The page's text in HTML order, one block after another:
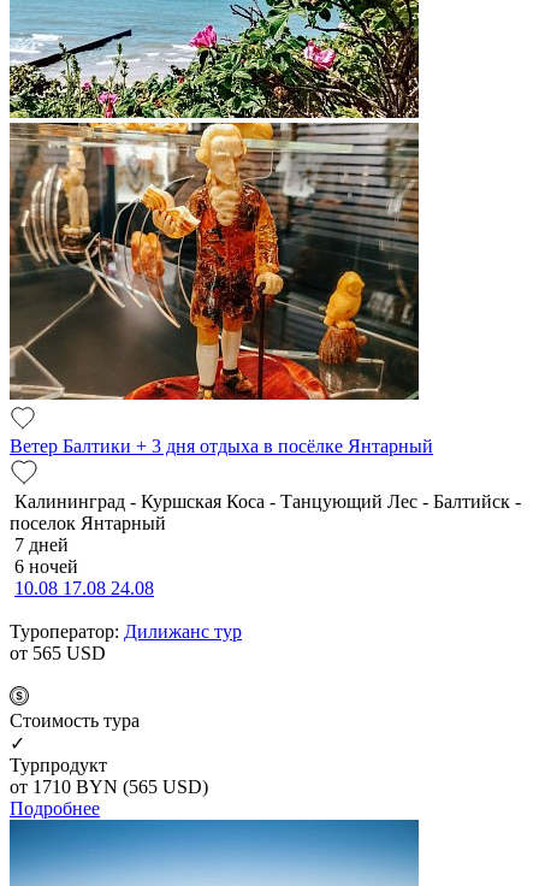
Ветер Балтики + 3 дня отдыха в посёлке Янтарный
Калининград - Куршская Коса - Танцующий Лес - Балтийск -
поселок Янтарный
7 дней
6 ночей
10.08 17.08 24.08
Туроператор: Дилижанс тур
от 565 USD
Cтоимость тура
✓
Турпродукт
от 1710 BYN (565 USD)
Подробнее